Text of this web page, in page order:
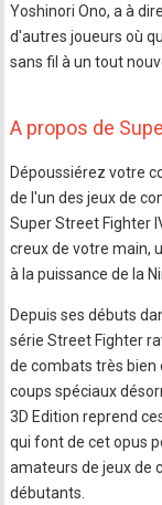
Yoshinori Ono, a à
d'autres joueurs où
sans fil à un tout
A propos de
Dépoussiérez votre
de l'un des jeux de
Super Street Fighter
creux de votre main,
à la puissance de la
Depuis ses débuts
série Street Fighter
de combats très bien
coups spéciaux
3D Edition reprend
qui font de cet opus
amateurs de jeux de
débutants.